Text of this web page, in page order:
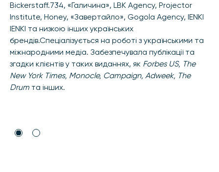
Bickerstaff.734, «Галичина», LBK Agency, Projector
Institute, Honey, «Завертайло», Gogola Agency, IENKI
IENKI та низкою інших українських
брендів.Спеціалізується на роботі з українськими та
міжнародними медіа. Забезпечувала публікації та
згадки клієнтів у таких виданнях, як Forbes US, The
New York Times, Monocle, Campaign, Adweek, The
Drum та інших.